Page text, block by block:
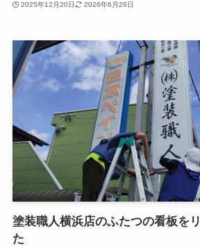
2025年12月20日 2026年6月26日
塗装職人横浜店のふたつの看板を
た